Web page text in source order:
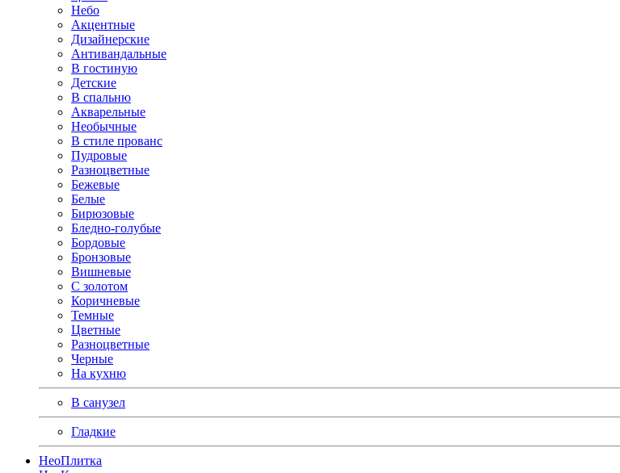
Небо
Акцентные
Дизайнерские
Антивандальные
В гостиную
Детские
В спальню
Акварельные
Необычные
В стиле прованс
Пудровые
Разноцветные
Бежевые
Белые
Бирюзовые
Бледно-голубые
Бордовые
Бронзовые
Вишневые
С золотом
Коричневые
Темные
Цветные
Разноцветные
Черные
На кухню
В санузел
Гладкие
НеоПлитка